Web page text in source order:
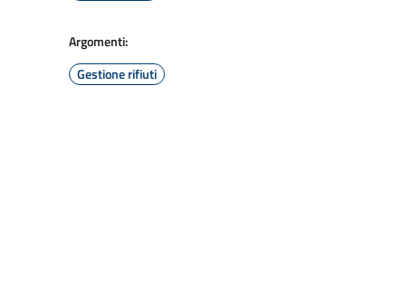
Argomenti:
Gestione rifiuti